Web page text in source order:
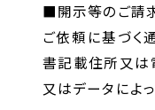
■開示等のご請
ご依頼に基づく
書記載住所又は
又はデータによ